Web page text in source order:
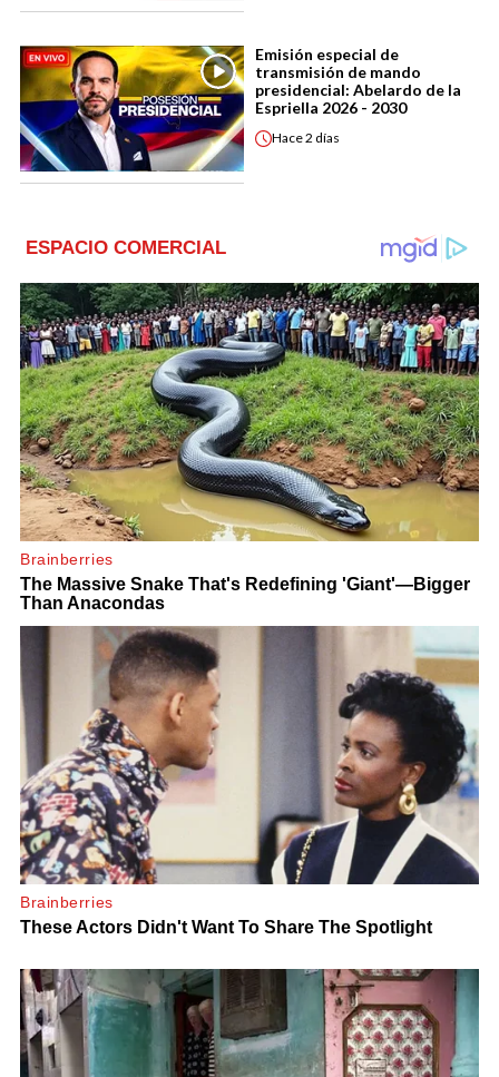
Emisión especial de
transmisión de mando
presidencial: Abelardo de la
Espriella 2026 - 2030
Hace2 días